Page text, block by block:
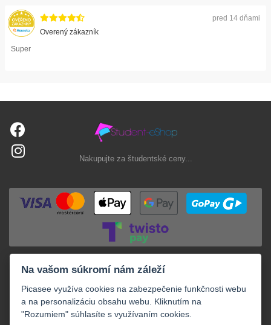
pred 14 dňami
Overený zákazník
Super
Nakupujte za študentské ceny...
Na vašom súkromí nám záleží
Picasee využíva cookies na zabezpečenie funkčnosti webu
a na personalizáciu obsahu webu. Kliknutím na
"Rozumiem" súhlasíte s využívaním cookies.